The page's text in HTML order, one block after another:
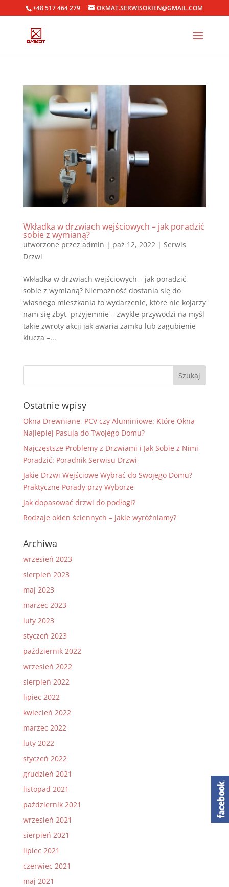
+48 517 464 279 OKMAT.SERWISOKIEN@GMAIL.COM
Wkładka w drzwiach wejściowych – jak poradzić
sobie z wymianą?
utworzone przez admin | paź 12, 2022| Serwis
Drzwi
Wkładka w drzwiach wejściowych – jak poradzić
sobie z wymianą? Niemożność dostania się do
własnego mieszkania to wydarzenie, które nie kojarzy
nam się zbyt przyjemnie – zwykle przywodzi na myśl
takie zwroty akcji jak awaria zamku lub zagubienie
klucza –...
Ostatnie wpisy
Okna Drewniane, PCV czy Aluminiowe: Które Okna
Najlepiej Pasują do Twojego Domu?
Najczęstsze Problemy z Drzwiami i Jak Sobie z Nimi
Poradzić: Poradnik Serwisu Drzwi
Jakie Drzwi Wejściowe Wybrać do Swojego Domu?
Praktyczne Porady przy Wyborze
Jak dopasować drzwi do podłogi?
Rodzaje okien ściennych – jakie wyróżniamy?
Archiwa
wrzesień 2023
sierpień 2023
maj 2023
marzec 2023
luty 2023
styczeń 2023
październik 2022
wrzesień 2022
sierpień 2022
lipiec 2022
kwiecień 2022
marzec 2022
luty 2022
styczeń 2022
grudzień 2021
listopad 2021
październik 2021
wrzesień 2021
sierpień 2021
lipiec 2021
czerwiec 2021
maj 2021